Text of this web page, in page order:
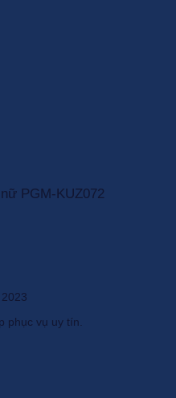
PGM-KUZ072
phục vụ uy tín.